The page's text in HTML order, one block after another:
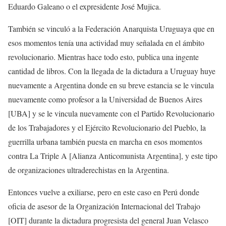
Eduardo Galeano o el expresidente José Mujica.
También se vinculó a la Federación Anarquista Uruguaya que en
esos momentos tenía una actividad muy señalada en el ámbito
revolucionario. Mientras hace todo esto, publica una ingente
cantidad de libros. Con la llegada de la dictadura a Uruguay huye
nuevamente a Argentina donde en su breve estancia se le vincula
nuevamente como profesor a la Universidad de Buenos Aires
[UBA] y se le vincula nuevamente con el Partido Revolucionario
de los Trabajadores y el Ejército Revolucionario del Pueblo, la
guerrilla urbana también puesta en marcha en esos momentos
contra La Triple A [Alianza Anticomunista Argentina], y este tipo
de organizaciones ultraderechistas en la Argentina.
Entonces vuelve a exiliarse, pero en este caso en Perú donde
oficia de asesor de la Organización Internacional del Trabajo
[OIT] durante la dictadura progresista del general Juan Velasco